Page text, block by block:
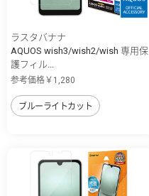
ラスタバナナ
AQUOS wish3/wish2/wish 専用保
護フィル...
参考価格￥1,280
ブルーライトカット